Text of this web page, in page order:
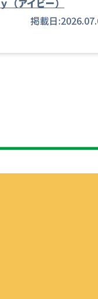
（アイビー）
掲載日